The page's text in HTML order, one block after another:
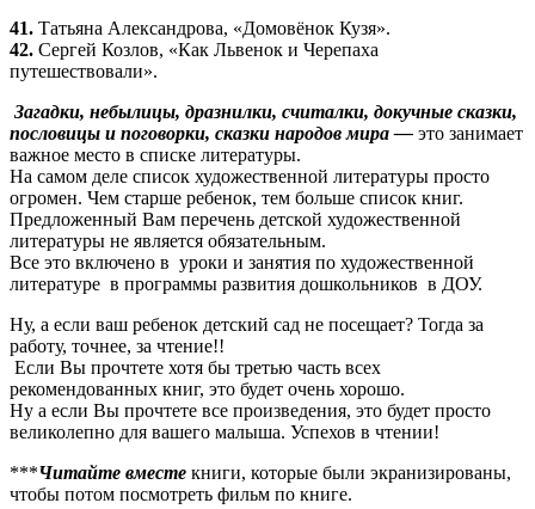
41. Татьяна Александрова, «Домовёнок Кузя».
42. Сергей Козлов, «Как Львенок и Черепаха
путешествовали».
Загадки, небылицы, дразнилки, считалки, докучные сказки,
пословицы и поговорки, сказки народов мира — это занимает
важное место в списке литературы.
На самом деле список художественной литературы просто
огромен. Чем старше ребенок, тем больше список книг.
Предложенный Вам перечень детской художественной
литературы не является обязательным.
Все это включено в уроки и занятия по художественной
литературе в программы развития дошкольников в ДОУ.
Ну, а если ваш ребенок детский сад не посещает? Тогда за
работу, точнее, за чтение!!
Если Вы прочтете хотя бы третью часть всех
рекомендованных книг, это будет очень хорошо.
Ну а если Вы прочтете все произведения, это будет просто
великолепно для вашего малыша. Успехов в чтении!
***Читайте вместе книги, которые были экранизированы,
чтобы потом посмотреть фильм по книге.